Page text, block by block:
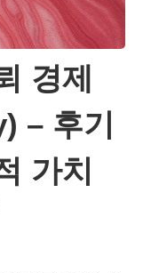
경제
– 후기
가치